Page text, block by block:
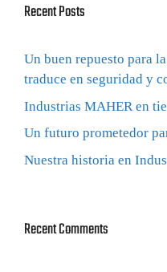
Recent Posts
Un buen repuesto para
traduce en seguridad y
Industrias MAHER en
Un futuro prometedor
Nuestra historia en
Recent Comments